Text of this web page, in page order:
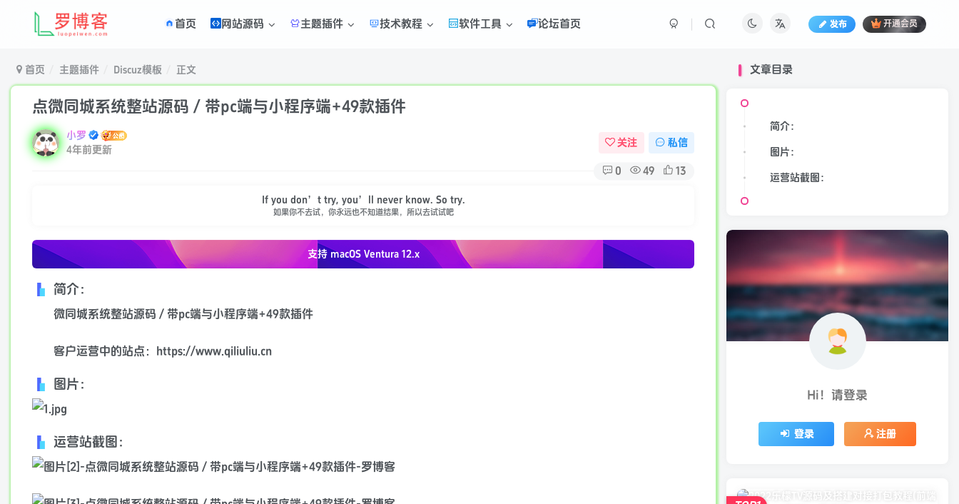
首页 网站源码 主题插件 技术教程 软件工具 论坛首页 发布 开通会员
首页 主题插件 Discuz模板 正文
点微同城系统整站源码 / 带pc端与小程序端+49款插件
小罗
4年前更新
关注 私信
0 49 13
If you don’t try, you’ll never know. So try.
如果你不去试，你永远也不知道结果，所以去试试吧
支持 macOSVentura 12.x
简介：
微同城系统整站源码 / 带pc端与小程序端+49款插件
客户运营中的站点：https://www.qiliuliu.cn
图片：
运营站截图：
文章目录
简介：
图片：
运营站截图：
Hi！请登录
登录 注册